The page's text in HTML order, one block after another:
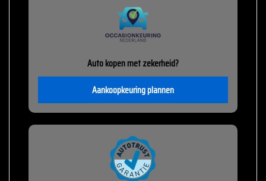
Auto kopen met zekerheid?
Aankoopkeuring plannen